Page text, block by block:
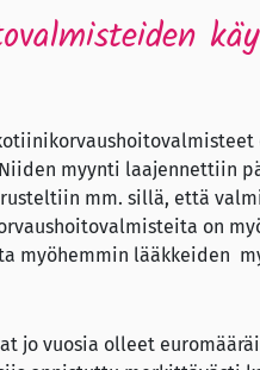
myynti laajennettiin
mm. sillä, että
on
myöhemmin lääkkeiden
jo vuosia olleet